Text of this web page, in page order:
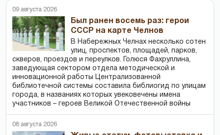
09 августа 2026
Был ранен восемь раз: герои
СССР на карте Челнов
В Набережных Челнах несколько сотен
улиц, проспектов, площадей, парков,
скверов, проездов и переулков. Голюся Фахруллина,
заведующая сектором отдела методической и
инновационной работы Централизованной
библиотечной системы составила библиогид по улицам
города, в названиях которых увековечены имена
участников – героев Великой Отечественной войны
08 августа 2026